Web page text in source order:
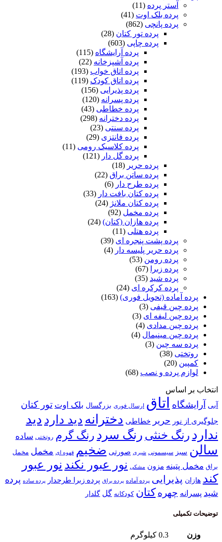
آستر پرده
پرده بلک اوت (41)
پرده پانچی
(862)
پرده تور کتان (28)
پرده چاپی
(603)
پرده آرایشگاه (115)
پرده آشپزخانه (22)
پرده اتاق خواب (193)
پرده اتاق کودک (119)
پرده پذیرایی (156)
پرده پسرانه (120)
پرده خطاطی (43)
پرده دخترانه (298)
پرده سنتی
(23)
پرده فانتزی (29)
پرده کلاسیک رومی (11)
پرده گل دار (121)
پرده حریر
(18)
پرده ساتن براق (22)
پرده طرح دار (6)
پرده کتان بافت دار (33)
پرده کتان ملانژ (24)
پرده مخمل (92)
پرده هازان (کتان) (24)
پرده هتلی
(11)
پرده پشت پنجره ای (39)
پرده حریر پلیسه دار
پرده رومن
(53)
پرده زبرا
پرده شید
پرده کرکره ای (24)
آماده (تحویل فوری) (163)
چین قیفی (3)
چین لیفه ای (3)
چین مدادی (4)
چین مینیمال (4)
سه چین (3)
(38)
پرده و نصب (68)
اساس
اتاق ارسال فوری بزرگسال بلک اوت تور کتان
نور حریر خطاطی دخترانهدید دارددید
خنثیرنگ سردرنگ گرم روتختی ساده
سبز سیسمونی شیری صورتی ضخیم قهوه ای مخمل مخمل
مزون مشکی نور عبور نکندنور عبور
پذیرایی پرده آماده پرده براق پرده زبرا طرحدار پرده ساده پرده
چهره کتان کودکانه گل گلدار
0.3 کیلوگرم